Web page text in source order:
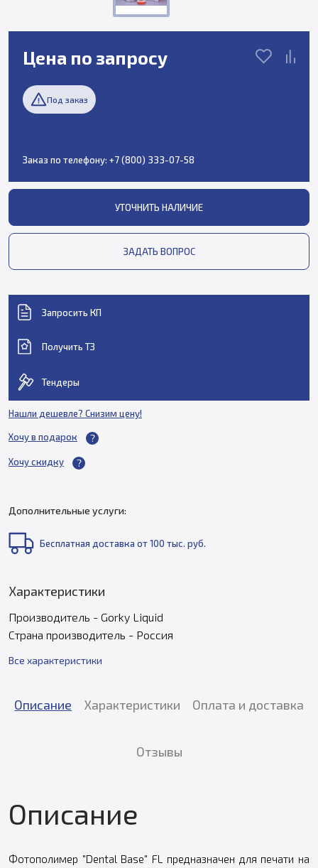
Цена по запросу
Под заказ
Заказ по телефону: +7 (800) 333-07-58
УТОЧНИТЬ НАЛИЧИЕ
ЗАДАТЬ ВОПРОС
Запросить КП
Получить ТЗ
Тендеры
Нашли дешевле? Снизим цену!
Хочу в подарок
Хочу скидку
Дополнительные услуги:
Бесплатная доставка от 100 тыс. руб.
Характеристики
Производитель - Gorky Liquid
Страна производитель - Россия
Все характеристики
Описание Характеристики Оплата и доставка
Отзывы
Описание
Фотополимер "Dental Base" FL предназначен для печати на